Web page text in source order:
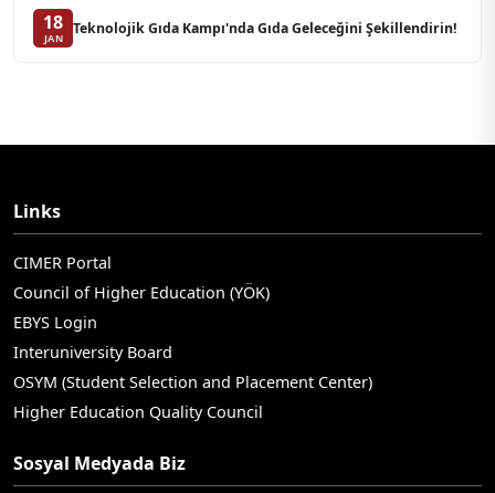
18
JAN
Teknolojik Gıda Kampı'nda Gıda Geleceğini Şekillendirin!
Links
CIMER Portal
Council of Higher Education (YÖK)
EBYS Login
Interuniversity Board
OSYM (Student Selection and Placement Center)
Higher Education Quality Council
Sosyal Medyada Biz